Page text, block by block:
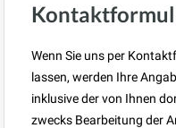
Wenn Sie uns per
lassen, werden Ihre
inklusive der von Ihnen
zwecks Bearbeitung der